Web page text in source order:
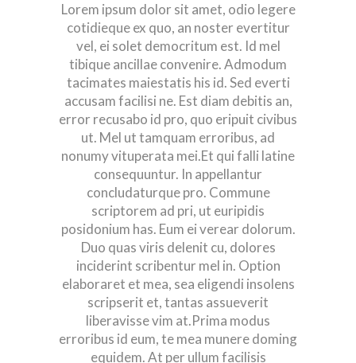
Lorem ipsum dolor sit amet, odio legere
cotidieque ex quo, an noster evertitur
vel, ei solet democritum est. Id mel
tibique ancillae convenire. Admodum
tacimates maiestatis his id. Sed everti
accusam facilisi ne. Est diam debitis an,
error recusabo id pro, quo eripuit civibus
ut. Mel ut tamquam erroribus, ad
nonumy vituperata mei.Et qui falli latine
consequuntur. In appellantur
concludaturque pro. Commune
scriptorem ad pri, ut euripidis
posidonium has. Eum ei verear dolorum.
Duo quas viris delenit cu, dolores
inciderint scribentur mel in. Option
elaboraret et mea, sea eligendi insolens
scripserit et, tantas assueverit
liberavisse vim at.Prima modus
erroribus id eum, te mea munere doming
equidem. At per ullum facilisis